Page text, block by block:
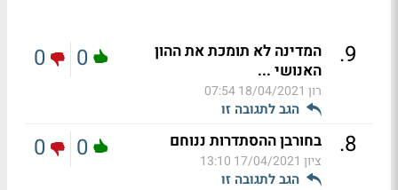
9
.
המדינה לא תומכת את ההון
האנושי ...
רון 18/04/2021 07:54
הגב לתגובה זו
0
0
8
. בחורבן ההסתדרות ננוחם
ציון 17/04/2021 13:10
הגב לתגובה זו
0
0